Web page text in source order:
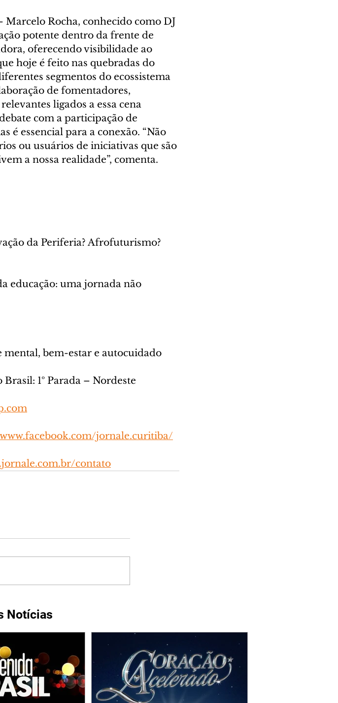
Rocha, conhecido como DJ
potente dentro da frente de
oferecendo visibilidade ao
hoje é feito nas quebradas do
segmentos do ecossistema
de fomentadores,
ligados a essa cena
com a participação de
é essencial para a conexão. “Não
ou usuários de iniciativas que são
a nossa realidade”, comenta.
da Periferia? Afrofuturismo?
educação: uma jornada não
mental, bem-estar e autocuidado
1º Parada – Nordeste
jornale.curitiba/
contato
Notícias